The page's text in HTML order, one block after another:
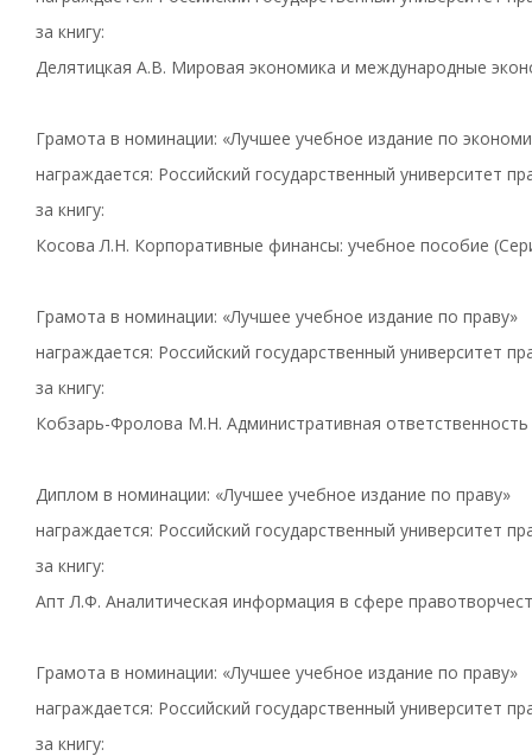
за книгу:
Делятицкая А.В. Мировая экономика и международные
Грамота в номинации: «Лучшее учебное издание по
награждается: Российский государственный университет
за книгу:
Косова Л.H. Корпоративные финансы: учебное пособие
Грамота в номинации: «Лучшее учебное издание по праву»
награждается: Российский государственный университет
за книгу:
Кобзарь-Фролова М.Н. Административная
Диплом в номинации: «Лучшее учебное издание по праву»
награждается: Российский государственный университет
за книгу:
Апт Л.Ф. Аналитическая информация в сфере
Грамота в номинации: «Лучшее учебное издание по праву»
награждается: Российский государственный университет
за книгу: